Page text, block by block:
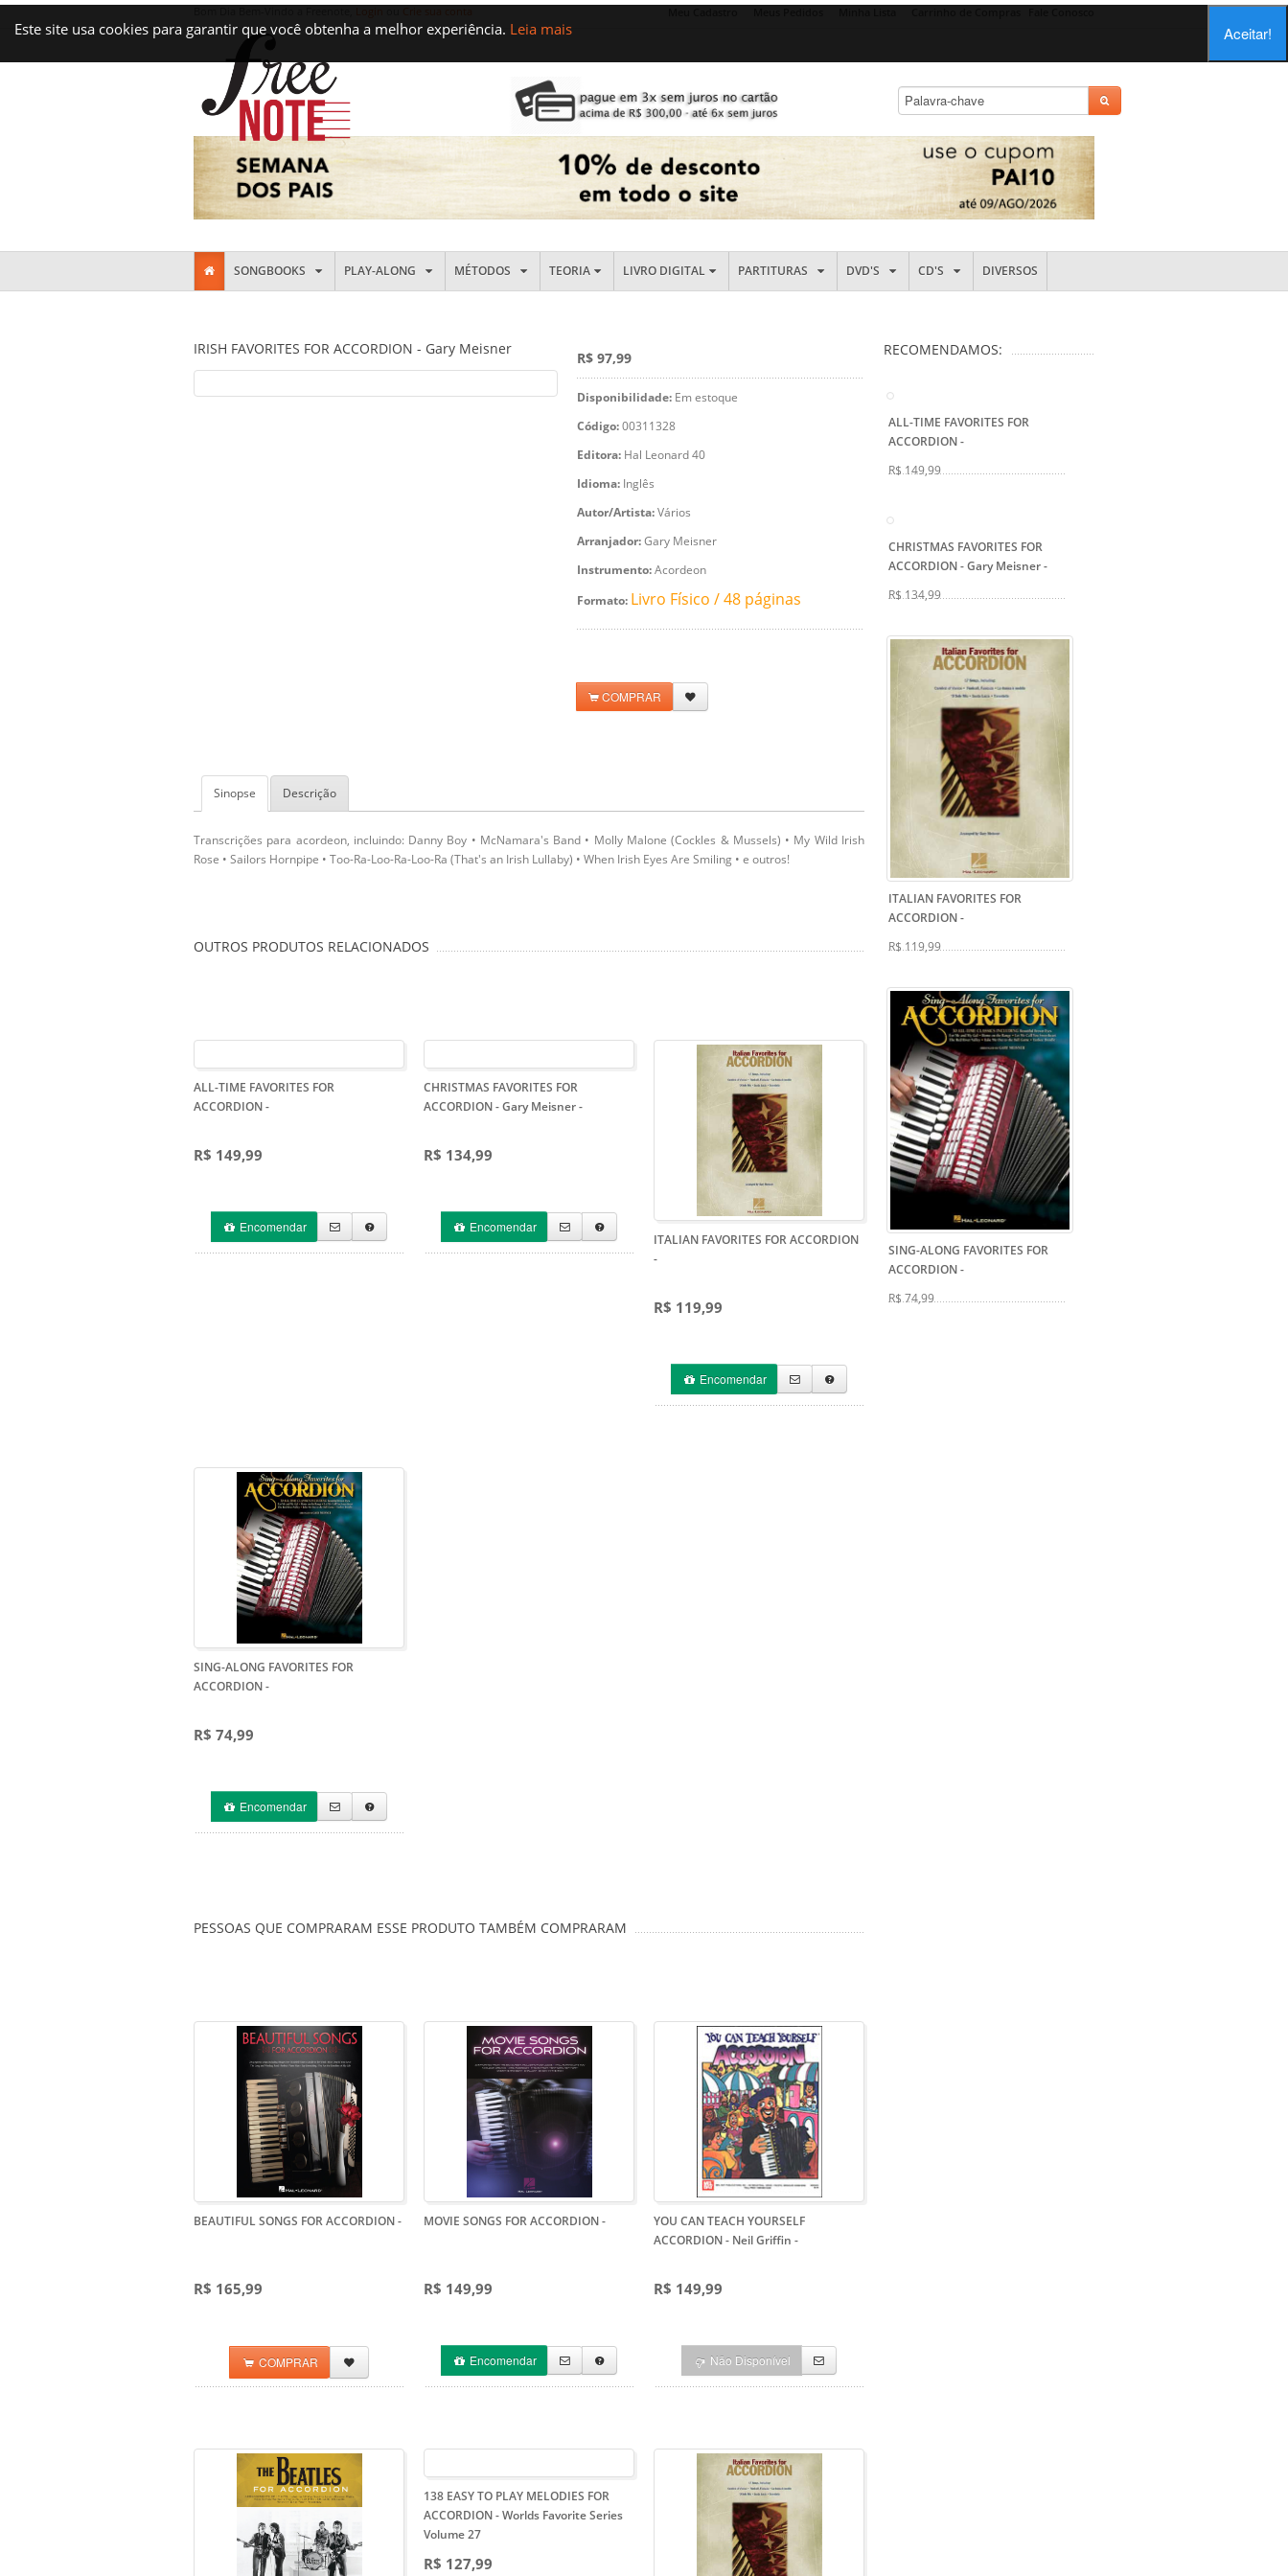
Este site usa cookies para garantir que você obtenha a melhor experiência. Leia mais Aceitar!
SONGBOOKS PLAY-ALONG MÉTODOS TEORIA LIVRO DIGITAL PARTITURAS DVD'S CD'S DIVERSOS
IRISH FAVORITES FOR ACCORDION - Gary Meisner
R$ 97,99
Disponibilidade: Em estoque
Código:00311328
Editora: Hal Leonard 40
Idioma: Inglês
Autor/Artista:Vários
Arranjador:Gary Meisner
Instrumento:Acordeon
Formato: Livro Físico / 48 páginas
COMPRAR
Sinopse Descrição
Transcrições para acordeon, incluindo: Danny Boy • McNamara's Band • Molly Malone (Cockles & Mussels) • My Wild Irish
Rose • Sailors Hornpipe • Too-Ra-Loo-Ra-Loo-Ra (That's an Irish Lullaby) • When Irish Eyes Are Smiling • e outros!
OUTROS PRODUTOS RELACIONADOS
ALL-TIME FAVORITES FOR
ACCORDION-
R$ 149,99
Encomendar
CHRISTMAS FAVORITES FOR
ACCORDION - Gary Meisner-
R$ 134,99
Encomendar
ITALIAN FAVORITES FOR ACCORDION
-
R$ 119,99
Encomendar
SING-ALONG FAVORITES FOR
ACCORDION-
R$ 74,99
Encomendar
PESSOAS QUE COMPRARAM ESSE PRODUTO TAMBÉM COMPRARAM
BEAUTIFUL SONGS FOR ACCORDION-
R$ 165,99
COMPRAR
MOVIE SONGS FOR ACCORDION-
R$ 149,99
Encomendar
YOU CAN TEACH YOURSELF
ACCORDION - Neil Griffin -
R$ 149,99
Não Disponível
138 EASY TO PLAY MELODIES FOR
ACCORDION- Worlds Favorite Series
Volume 27
R$ 127,99
RECOMENDAMOS:
ALL-TIME FAVORITES FOR
ACCORDION-
R$ 149,99
CHRISTMAS FAVORITES FOR
ACCORDION - Gary Meisner-
R$ 134,99
ITALIAN FAVORITES FOR
ACCORDION-
R$ 119,99
SING-ALONG FAVORITES FOR
ACCORDION-
R$ 74,99